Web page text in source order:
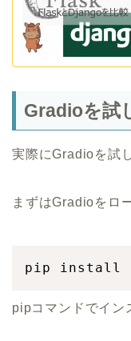
Gradioを試
実際にGradioを試
まずはGradioをロ
pipコマンドでイン